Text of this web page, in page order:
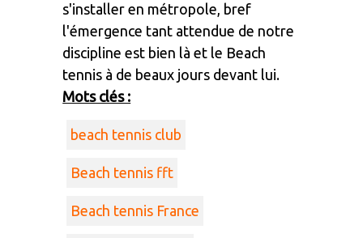
s'installer en métropole, bref
l'émergence tant attendue de notre
discipline est bien là et le Beach
tennis à de beaux jours devant lui.
Mots clés :
beach tennis club
Beach tennis fft
Beach tennis France